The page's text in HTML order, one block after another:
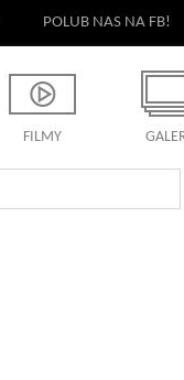
POLUB NAS NA FB!
FILMY